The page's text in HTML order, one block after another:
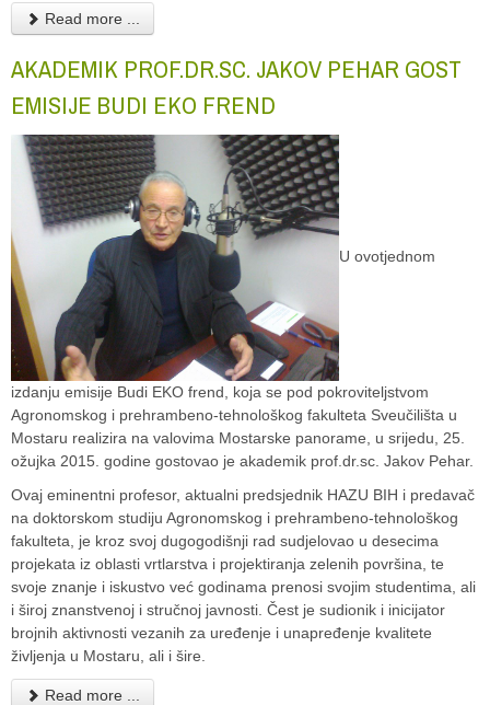
Read more ...
AKADEMIK PROF.DR.SC. JAKOV PEHAR GOST
EMISIJE BUDI EKO FREND
U ovotjednom
izdanju emisije Budi EKO frend, koja se pod pokroviteljstvom
Agronomskog i prehrambeno-tehnološkog fakulteta Sveučilišta u
Mostaru realizira na valovima Mostarske panorame, u srijedu, 25.
ožujka 2015. godine gostovao je akademik prof.dr.sc. Jakov Pehar.
Ovaj eminentni profesor, aktualni predsjednik HAZU BIH i predavač
na doktorskom studiju Agronomskog i prehrambeno-tehnološkog
fakulteta, je kroz svoj dugogodišnji rad sudjelovao u desecima
projekata iz oblasti vrtlarstva i projektiranja zelenih površina, te
svoje znanje i iskustvo već godinama prenosi svojim studentima, ali
i široj znanstvenoj i stručnoj javnosti. Čest je sudionik i inicijator
brojnih aktivnosti vezanih za uređenje i unapređenje kvalitete
življenja u Mostaru, ali i šire.
Read more ...